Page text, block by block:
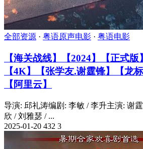
全部资源 · 粤语原声电影 · 粤语电影
【海关战线】【2024】【正式版
【4K】【张学友.谢霆锋】【龙
【阿里云】
导演: 邱礼涛编剧: 李敏 / 李升主演: 谢
欣 / 刘雅瑟 / ...
2025-01-20 432 3